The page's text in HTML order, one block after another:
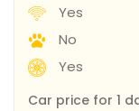
Yes
No
Yes
Car price for 1